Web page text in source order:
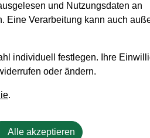
Mrd. USD
Mit 89.0 %
agierende
geeignet?
und Nutzungsdaten an
Eine Verarbeitung kann auch
individuell festlegen. Ihre
oder ändern.
.
Alle akzeptieren